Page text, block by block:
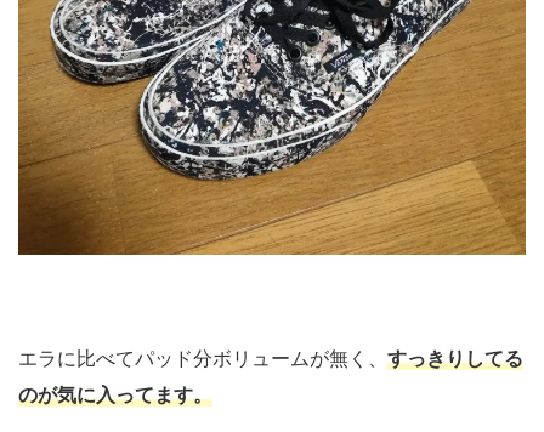
エラに比べてパッド分ボリュームが無く、 すっきりしてる
のが気に入ってます。